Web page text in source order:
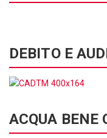
DEBITO E
ACQUA BENE